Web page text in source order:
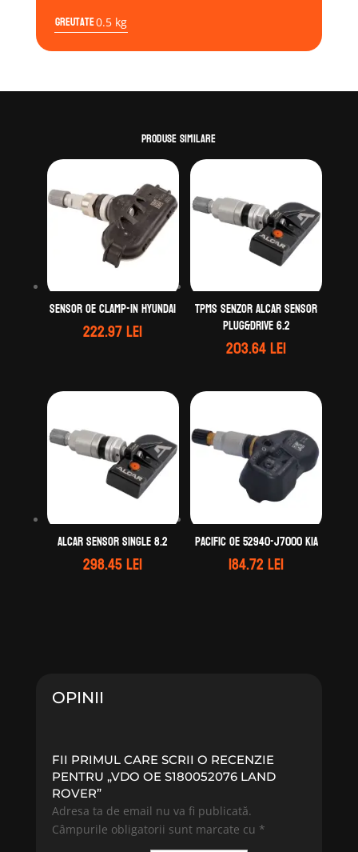
Greutate0.5 kg
Produse similare
Sensor OE clamp-in Hyundai
222.97lei
TPMS Senzor ALCAR Sensor
Plug&Drive 6.2
203.64lei
Alcar Sensor Single 8.2
298.45lei
Pacific OE 52940-J7000 KIA
184.72lei
OPINII
FII PRIMUL CARE SCRII O RECENZIE
PENTRU „VDO OE S180052076 LAND
ROVER”
Adresa ta de email nu va fi publicată.
Câmpurile obligatorii sunt marcate cu *